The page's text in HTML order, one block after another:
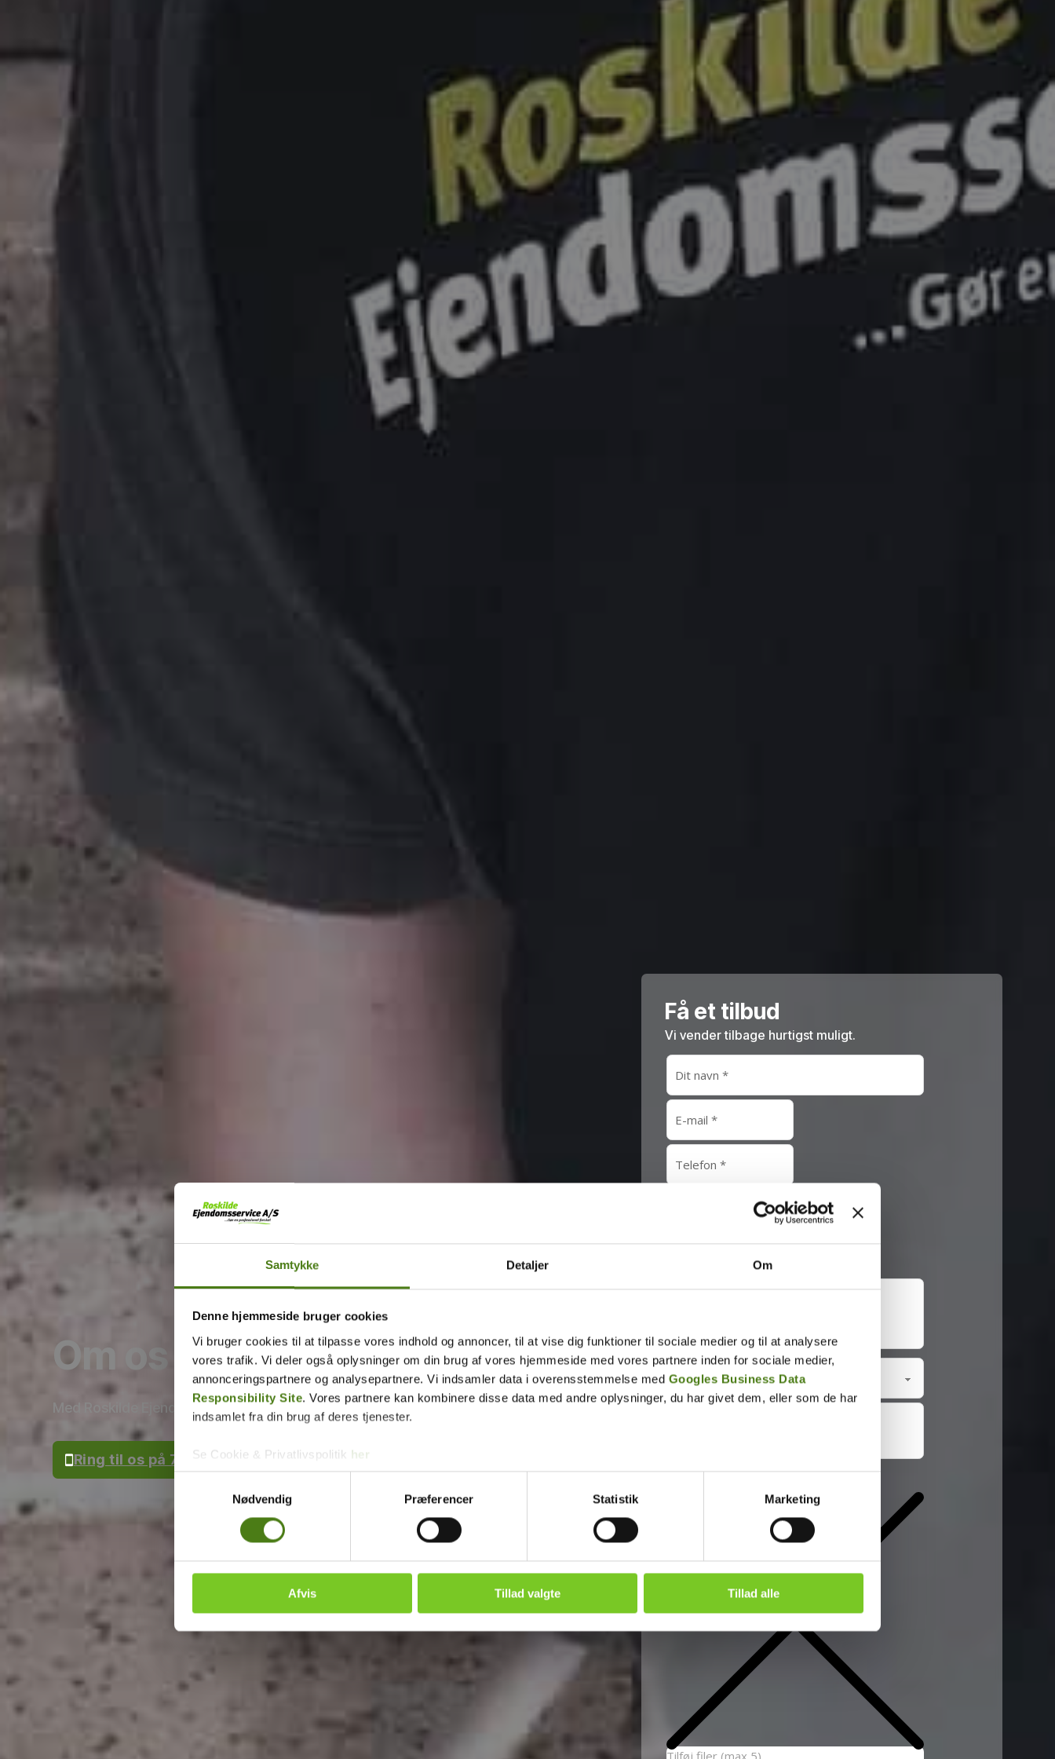
Samtykke Detaljer Om
Denne hjemmeside bruger cookies
Vi bruger cookies til at tilpasse vores indhold og annoncer, til at vise dig funktioner til sociale medier og til at analysere
vores trafik. Vi deler også oplysninger om din brug af vores hjemmeside med vores partnere inden for sociale medier,
annonceringspartnere og analysepartnere. Vi indsamler data i overensstemmelse med Googles Business Data
Responsibility Site. Vores partnere kan kombinere disse data med andre oplysninger, du har givet dem, eller som de har
indsamlet fra din brug af deres tjenester.
Se Cookie & Privatlivspolitik her
Samtykkevalg
Nødvendig
Præferencer Statistik Marketing
Afvis Tillad valgte Tillad alle
Om os
Med Roskilde Ejendomsservice A/S kan du stole på den gode service og den gode relation.
Ring til os på 7040 4000
Få et tilbud
Vi vender tilbage hurtigst muligt.
Fjern
Tilføj filer (max 5)